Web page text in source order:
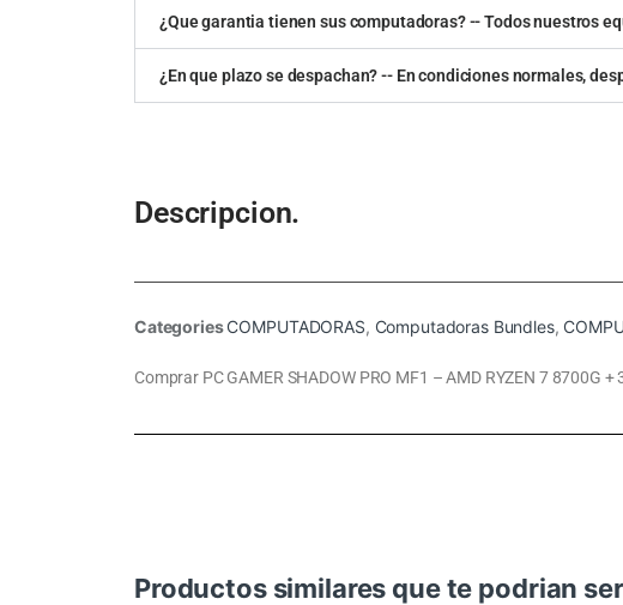
¿Que garantia tienen sus computadoras? -- Todos nuestros
¿En que plazo se despachan? -- En condiciones normales,
Descripcion.
CategoriesCOMPUTADORAS, Computadoras Bundles,
Comprar PC GAMER SHADOW PRO MF1 – AMD RYZEN 7 8700G
Productos similares que te podrian